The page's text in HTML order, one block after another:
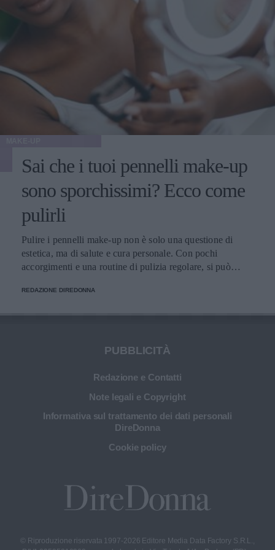
Sai che i tuoi pennelli make-up
sono sporchissimi? Ecco come
pulirli
Pulire i pennelli make-up non è solo una questione di
estetica, ma di salute e cura personale. Con pochi
accorgimenti e una routine di pulizia regolare, si può
più sana e prolungare la vita dei preziosi strumenti di
REDAZIONE DIREDONNA
PUBBLICITÀ
Redazione e Contatti
Note legali e Copyright
Informativa sul trattamento dei dati personali
DireDonna
Cookie policy
© Riproduzione riservata 1997-2026 Editore Media Data Factory S.R.L.,